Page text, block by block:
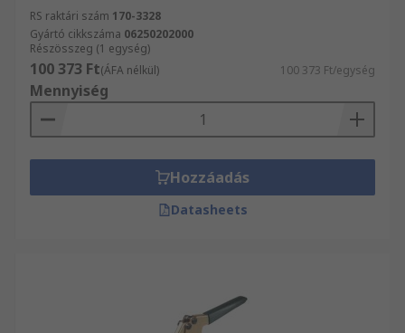
RS raktári szám 170-3328
Gyártó cikkszáma 06250202000
Részösszeg (1 egység)
100 373 Ft(ÁFA nélkül) 100 373 Ft/egység
Mennyiség
Hozzáadás
Datasheets